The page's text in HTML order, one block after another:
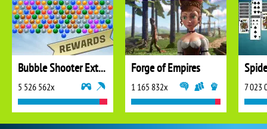
Bubble Shooter Extreme
5 526 562x
Forge of Empires
1 165 832x 7 023